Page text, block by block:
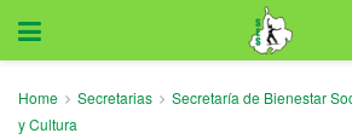
Home Secretarias
Secretaría de Bienestar
y Cultura